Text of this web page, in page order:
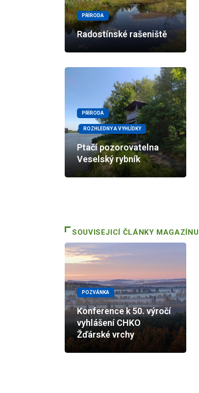
PŘÍRODA
Radostínské rašeniště
PŘÍRODA
ROZHLEDNY A VYHLÍDKY
Ptačí pozorovatelna
Veselský rybník
SOUVISEJICÍ ČLÁNKY MAGAZÍNU
POZVÁNKA
Konference k 50. výročí
vyhlášení CHKO
Žďárské vrchy